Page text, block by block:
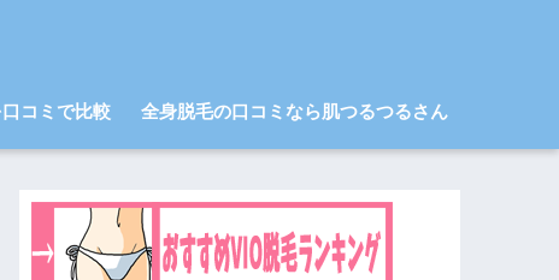
コミで比較 全身脱毛の口コミなら肌つるつるさん